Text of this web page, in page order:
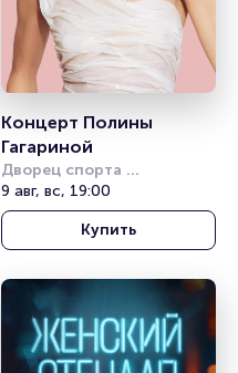
Концерт Полины
Гагариной
Дворец спорта
«Янтарный»
9 авг, вс, 19:00
Купить